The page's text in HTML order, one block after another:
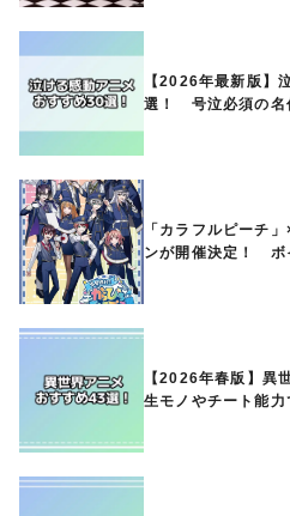
【2026年最新版】
選！ 号泣必須の名
「カラフルピーチ
ンが開催決定！ ボ
【2026年春版】
生モノやチート能